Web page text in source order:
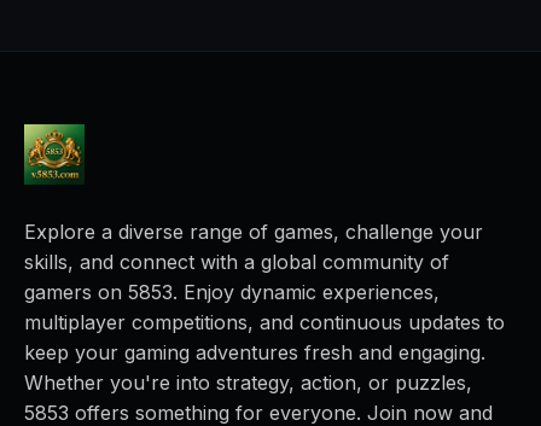
Explore a diverse range of games, challenge your
skills, and connect with a global community of
gamers on 5853. Enjoy dynamic experiences,
multiplayer competitions, and continuous updates to
keep your gaming adventures fresh and engaging.
Whether you're into strategy, action, or puzzles,
5853 offers something for everyone. Join now and